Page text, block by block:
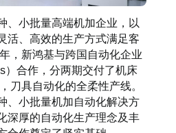
、小批量高端机加企业，以
活、高效的生产方式满足客
，新鸿基与跨国自动化企业
）合作，分两期交付了机床
刀具自动化的全柔性产线。
、小批量机加自动化解决方
深厚的自动化生产理念及丰